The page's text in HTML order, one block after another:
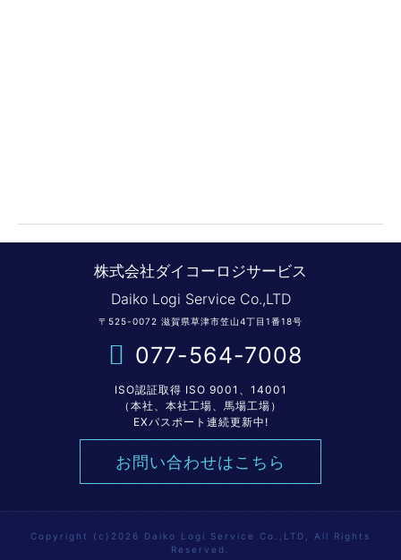
株式会社ダイコーロジサービス
Daiko Logi Service Co.,LTD
〒525-0072 滋賀県草津市笠山4丁目1番18号
077-564-7008
ISO認証取得 ISO 9001、14001
（本社、本社工場、馬場工場）
EXパスポート連続更新中!
お問い合わせはこちら
Copyright (c)2026 Daiko Logi Service Co.,LTD, All Rights
Reserved.